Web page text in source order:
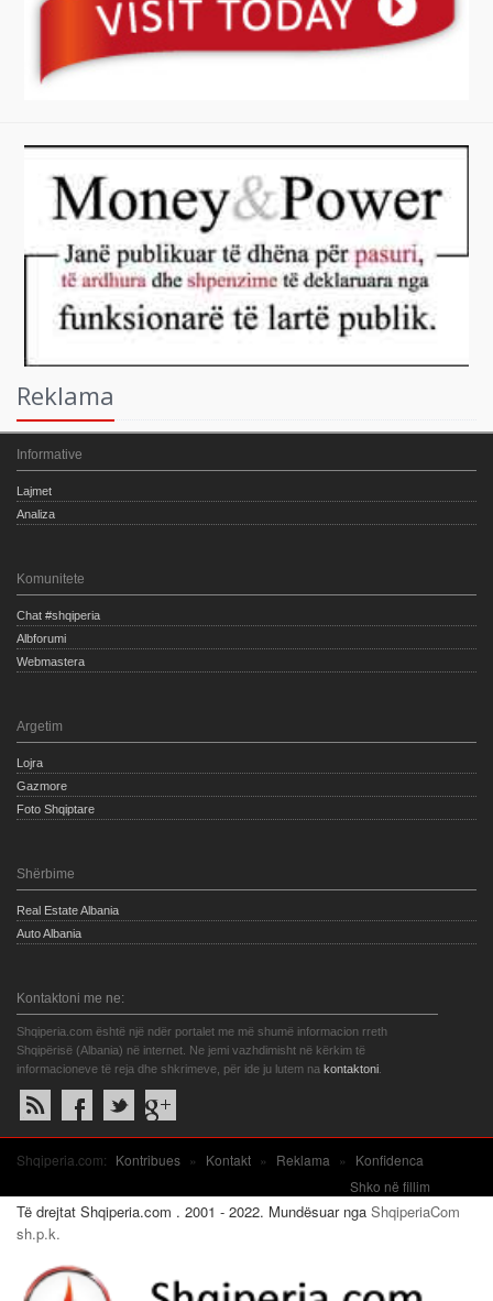
Reklama
Informative
Lajmet
Analiza
Komunitete
Chat #shqiperia
Albforumi
Webmastera
Argetim
Lojra
Gazmore
Foto Shqiptare
Shërbime
Real Estate Albania
Auto Albania
Kontaktoni me ne:
Shqiperia.com është një ndër portalet me më shumë informacion rreth
Shqipërisë (Albania) në internet. Ne jemi vazhdimisht në kërkim të
informacioneve të reja dhe shkrimeve, për ide ju lutem na kontaktoni
Shqiperia.com: Kontribues » Kontakt » Reklama »
Konfidenca
Shko në fillim
Të drejtat Shqiperia.com . 2001 - 2022. Mundësuar nga ShqiperiaCom
sh.p.k.